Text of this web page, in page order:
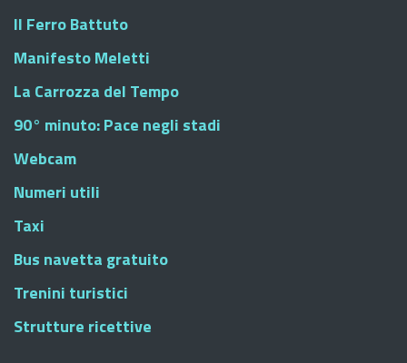
Il Ferro Battuto
Manifesto Meletti
La Carrozza del Tempo
90° minuto: Pace negli stadi
Webcam
Numeri utili
Taxi
Bus navetta gratuito
Trenini turistici
Strutture ricettive